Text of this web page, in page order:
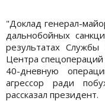
"Доклад генерал-
дальнобойных
результатах
Центра
40-дневную
агрессор ради
рассказал президент.